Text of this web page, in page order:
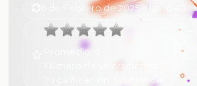
6 de Febrero de 2025 a las 16:40
Promedio:
Número de valoraciones:
Sin calificar